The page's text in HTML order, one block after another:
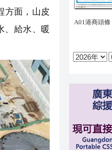
方面，山皮
、給水、暖